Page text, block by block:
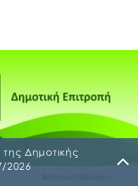
της Δημοτικής
2026